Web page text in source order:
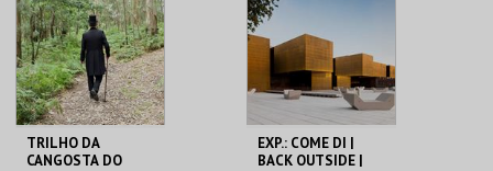
MAIS INFO
COMPRAR COMPRAR
TRILHO DA
CANGOSTA DO
EXP.: COME DI |
BACK OUTSIDE |